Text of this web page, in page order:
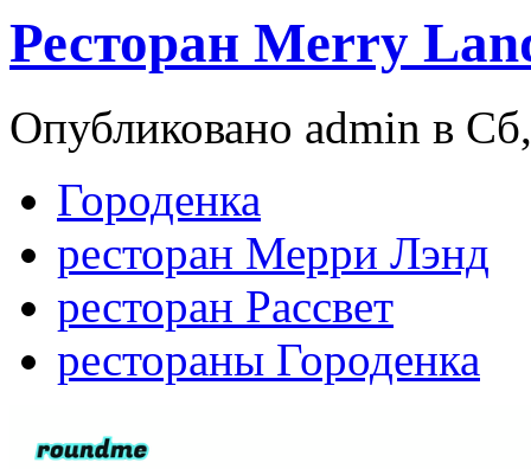
Ресторан Merry
Опубликовано admin в
Городенка
ресторан Мерри Лэнд
ресторан Рассвет
рестораны Городенка